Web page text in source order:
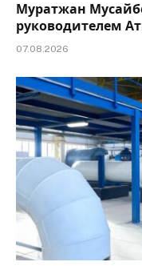
Муратжан
руководителем
07.08.2026